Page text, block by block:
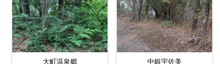
大町温泉郷
中銀宇佐美